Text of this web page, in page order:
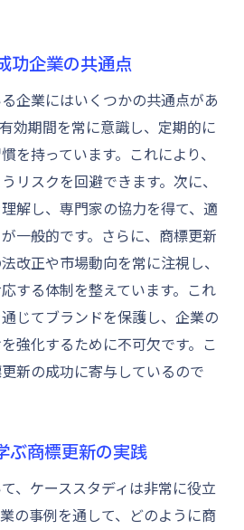
功企業の共通点
企業にはいくつかの共通点があ
効期間を常に意識し、定期的に
を持っています。これにより、
リスクを回避できます。次に、
解し、専門家の協力を得て、適
一般的です。さらに、商標更新
改正や市場動向を常に注視し、
する体制を整えています。これ
じてブランドを保護し、企業の
強化するために不可欠です。こ
新の成功に寄与しているので
ぶ商標更新の実践
、ケーススタディは非常に役立
の事例を通して、どのように商